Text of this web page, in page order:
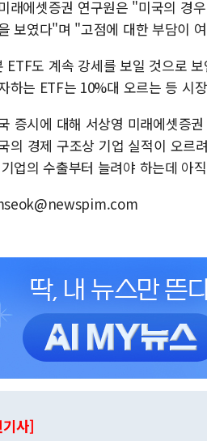
래에셋증권 연구원은 "미국의 경
보였다"며 "고점에 대한 부담이
ETF도 계속 강세를 보일 것으로
하는 ETF는 10%대 오르는 등 시
증시에 대해 서상영 미래에셋증
의 경제 구조상 기업 실적이 오르
업의 수출부터 늘려야 하는데 아
사]